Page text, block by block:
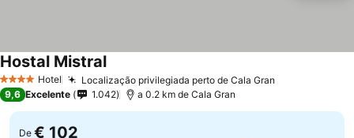
4 EstrelasHotel Localização privilegiada perto de Cala Gran
Hostal MistralVer preços
9,6 Excelente 1.042 a 0.2 km de Cala Gran
De € 102